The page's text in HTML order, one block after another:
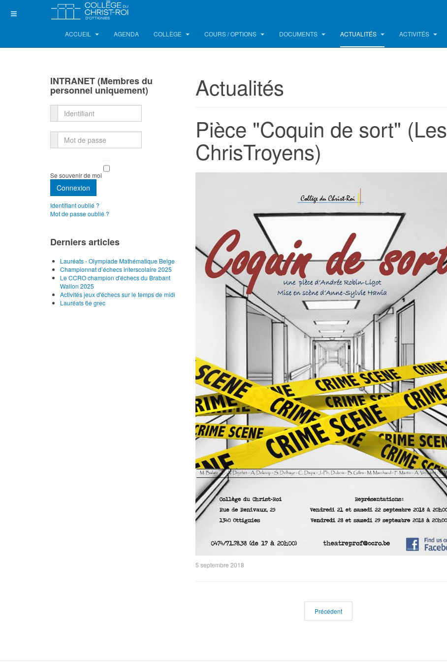
ACCUEIL AGENDA COLLÈGE COURS / OPTIONS DOCUMENTS ACTUALITÉS ACTIVITÉS
Actualités
Pièce "Coquin de sort" (Les
ChrisTroyens)
5 septembre 2018
Précédent
INTRANET (Membres du
personnel uniquement)
Identifiant
Mot de passe
Se souvenir de moi
Connexion
Identifiant oublié ?
Mot de passe oublié ?
Derniers articles
Lauréats - Olympiade Mathématique Belge
Championnat d’échecs interscolaire 2025
Le CCRO champion d'échecs du Brabant
Wallon 2025
Activités jeux d'échecs sur le temps de midi
Lauréats 6e grec